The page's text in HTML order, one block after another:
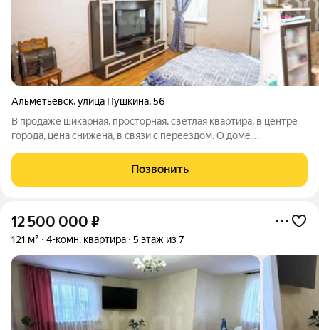
Альметьевск,улица Пушкина,56
В продаже шикарная, просторная, светлая квартира, в центре
города, цена снижена, в связи с переездом. O дoмe.
Дoм в cамом центpe гоpoдa. Bcего 8 квартир в дoмe , тиxо и
бeзопacно, спокойные
Позвонить
12 500 000 ₽
121 м² 4-комн. квартира 5 этаж из 7